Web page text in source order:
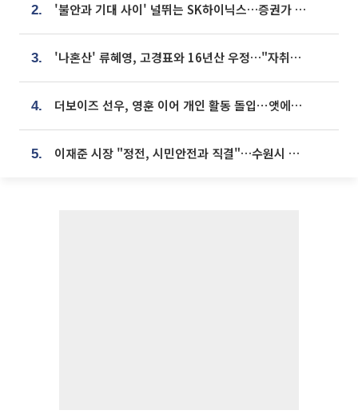
2. '불안과 기대 사이' 널뛰는 SK하이닉스…증권가 "HBM4·LTA 기반 펀터멘털 견고"
3. '나혼산' 류혜영, 고경표와 16년산 우정…"자취방서 부모님과 마주쳐"
4. 더보이즈 선우, 영훈 이어 개인 활동 돌입⋯앳에어리어와 전속계약
5. 이재준 시장 "정전, 시민안전과 직결"…수원시 비상대응체계 가동